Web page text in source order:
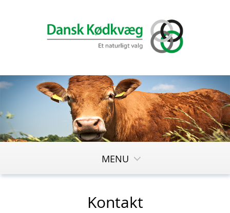
MENU
Kontakt